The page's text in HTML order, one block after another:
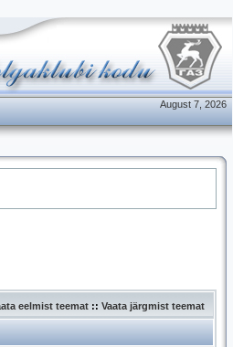
August 7, 2026
eelmist teemat :: Vaata järgmist teemat